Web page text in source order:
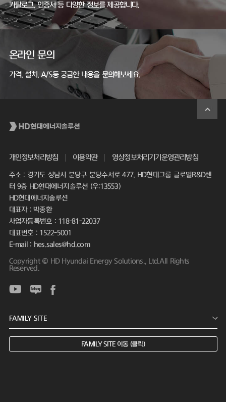
카탈로그, 인증서 등 다양한 정보를 제공합니다.
온라인 문의
가격, 설치, A/S등 궁금한 내용을 문의해보세요.
개인정보처리방침 이용약관 영상정보처리기기운영관리방침
주소 : 경기도 성남시 분당구 분당수서로 477, HD현대그룹 글로벌R&D센
터 9층 HD현대에너지솔루션 (우:13553)
HD현대에너지솔루션
대표자 : 박종환
사업자등록번호 : 118-81-22037
대표번호 : 1522-5001
E-mail : hes.sales@hd.com
Copyright © HD Hyundai Energy Solutions., Ltd.All Rights
Reserved.
FAMILY SITE 이동 (클릭)